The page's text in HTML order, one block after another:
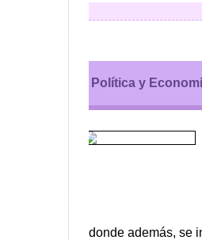
Política y
donde además, se